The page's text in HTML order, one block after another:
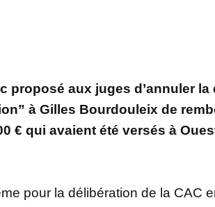
proposé aux juges d’annuler
à Gilles Bourdouleix de
€ qui avaient été versés à
pour la délibération de la CAC